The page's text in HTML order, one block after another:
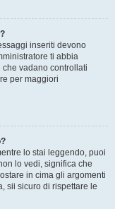
inseriti devono
ti abbia
vadano controllati
per maggiori
lo stai leggendo, puoi
lo vedi, significa che
in cima gli argomenti
sii sicuro di rispettare le